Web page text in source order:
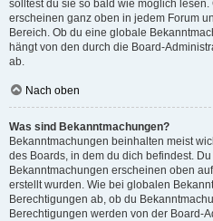
solltest du sie so bald wie möglich
erscheinen ganz oben in jedem Forum
Bereich. Ob du eine globale
hängt von den durch die Board-
ab.
Nach oben
Was sind Bekanntmachungen?
Bekanntmachungen beinhalten meist
des Boards, in dem du dich befindest.
Bekanntmachungen erscheinen oben
erstellt wurden. Wie bei globalen
Berechtigungen ab, ob du
Berechtigungen werden von der Board-